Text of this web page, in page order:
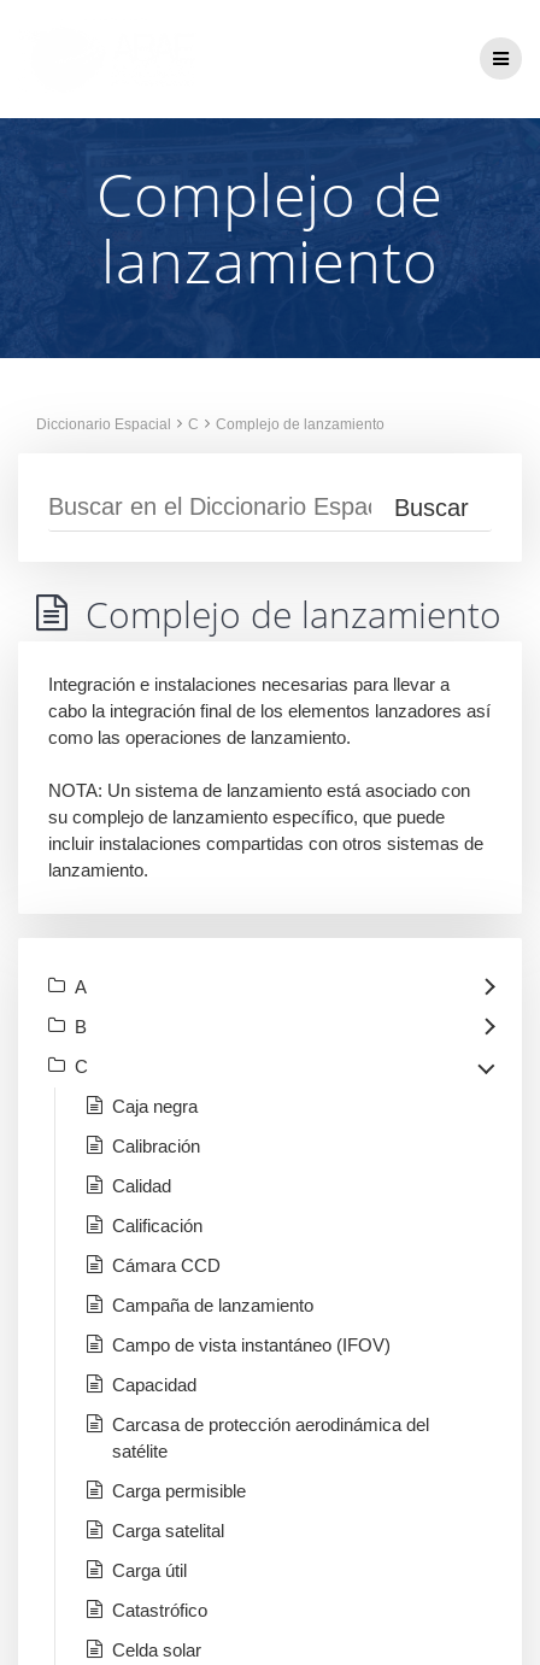
Complejo de
lanzamiento
Diccionario Espacial C Complejo de lanzamiento
Complejo de lanzamiento
Integración e instalaciones necesarias para llevar a
cabo la integración final de los elementos lanzadores así
como las operaciones de lanzamiento.
NOTA: Un sistema de lanzamiento está asociado con
su complejo de lanzamiento específico, que puede
incluir instalaciones compartidas con otros sistemas de
lanzamiento.
A
B
C
Caja negra
Calibración
Calidad
Calificación
Cámara CCD
Campaña de lanzamiento
Campo de vista instantáneo (IFOV)
Capacidad
Carcasa de protección aerodinámica del
satélite
Carga permisible
Carga satelital
Carga útil
Catastrófico
Celda solar